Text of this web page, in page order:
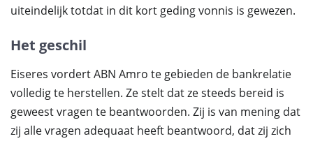
uiteindelijk totdat in dit kort geding vonnis is gewezen.
Het geschil
Eiseres vordert ABN Amro te gebieden de bankrelatie
volledig te herstellen. Ze stelt dat ze steeds bereid is
geweest vragen te beantwoorden. Zij is van mening dat
zij alle vragen adequaat heeft beantwoord, dat zij zich